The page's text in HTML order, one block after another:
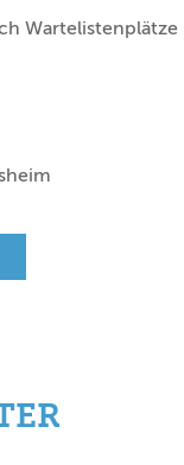
Wartelistenplätze